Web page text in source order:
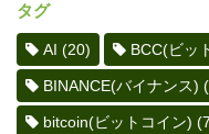
タグ
AI (20) BCC(ビッ
BINANCE(バイナンス)
bitcoin(ビットコイン)